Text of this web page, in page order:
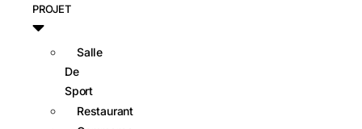
PROJET
Salle
De
Sport
Restaurant